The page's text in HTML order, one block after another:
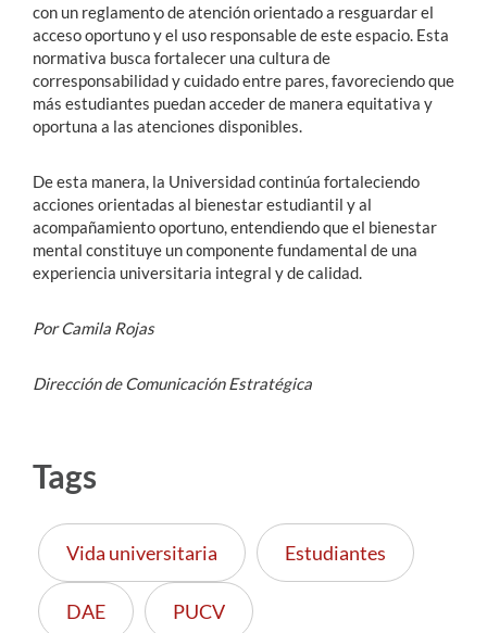
con un reglamento de atención orientado a resguardar el
acceso oportuno y el uso responsable de este espacio. Esta
normativa busca fortalecer una cultura de
corresponsabilidad y cuidado entre pares, favoreciendo que
más estudiantes puedan acceder de manera equitativa y
oportuna a las atenciones disponibles.
De esta manera, la Universidad continúa fortaleciendo
acciones orientadas al bienestar estudiantil y al
acompañamiento oportuno, entendiendo que el bienestar
mental constituye un componente fundamental de una
experiencia universitaria integral y de calidad.
Por Camila Rojas
Dirección de Comunicación Estratégica
Tags
Vida universitaria Estudiantes
DAE PUCV